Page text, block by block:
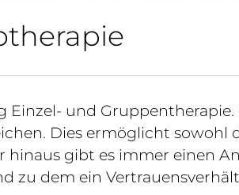
Einzel- und
Dies ermöglicht sowohl
hinaus gibt es immer einen
zu dem ein